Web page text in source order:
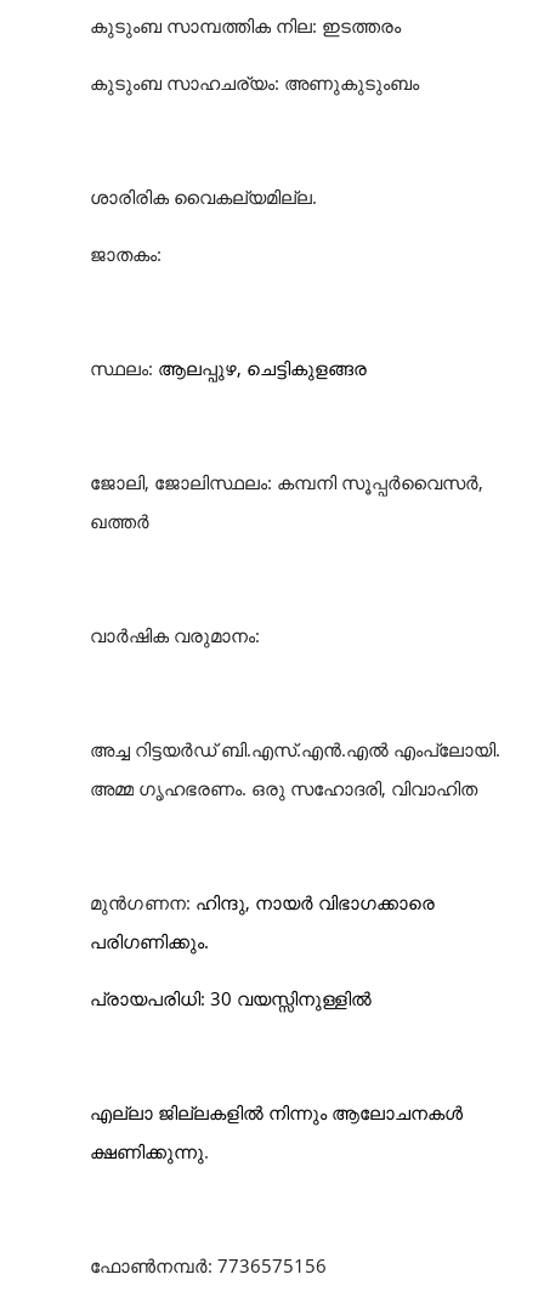
കുടുംബ സാമ്പത്തിക നില: ഇടത്തരം
കുടുംബ സാഹചര്യം: അണുകുടുംബം
ശാരിരിക വൈകല്യമില്ല.
ജാതകം:
സ്ഥലം: ആലപ്പുഴ, ചെട്ടികുളങ്ങര
ജോലി, ജോലിസ്ഥലം: കമ്പനി സൂപ്പർവൈസർ,
ഖത്തർ
വാർഷിക വരുമാനം:
അച്ച റിട്ടയർഡ് ബി.എസ്.എൻ.എൽ എം‌പ്ലോയി.
അമ്മ ഗൃഹഭരണം. ഒരു സഹോദരി, വിവാഹിത
മുൻഗണന: ഹിന്ദു, നായർ വിഭാഗക്കാ‍രെ
പരിഗണിക്കും.
പ്രായപരിധി: 30 വയസ്സിനുള്ളിൽ
എല്ലാ ജില്ലകളിൽ നിന്നും ആലോചനകൾ
ക്ഷണിക്കുന്നു.
ഫോൺനമ്പർ: 7736575156